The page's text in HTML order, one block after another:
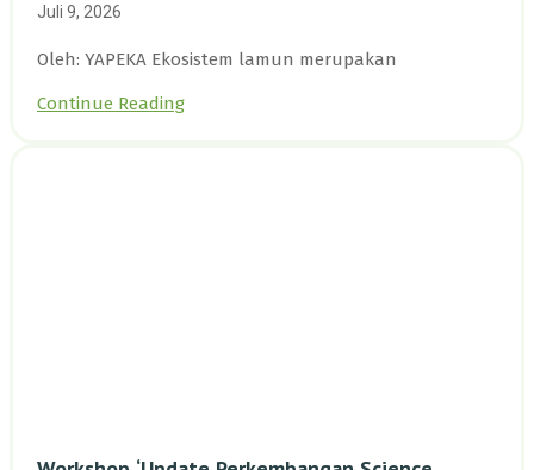
Juli 9, 2026
Oleh: YAPEKA Ekosistem lamun merupakan
Continue Reading